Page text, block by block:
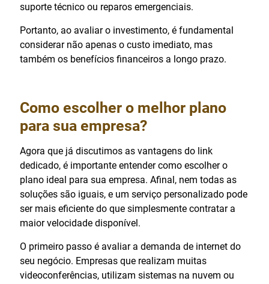
suporte técnico ou reparos emergenciais.
Portanto, ao avaliar o investimento, é fundamental
considerar não apenas o custo imediato, mas
também os benefícios financeiros a longo prazo.
Como escolher o melhor plano
para sua empresa?
Agora que já discutimos as vantagens do link
dedicado, é importante entender como escolher o
plano ideal para sua empresa. Afinal, nem todas as
soluções são iguais, e um serviço personalizado pode
ser mais eficiente do que simplesmente contratar a
maior velocidade disponível.
O primeiro passo é avaliar a demanda de internet do
seu negócio. Empresas que realizam muitas
videoconferências, utilizam sistemas na nuvem ou